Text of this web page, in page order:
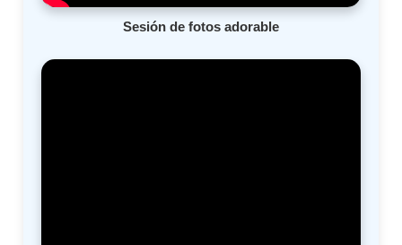
Sesión de fotos adorable